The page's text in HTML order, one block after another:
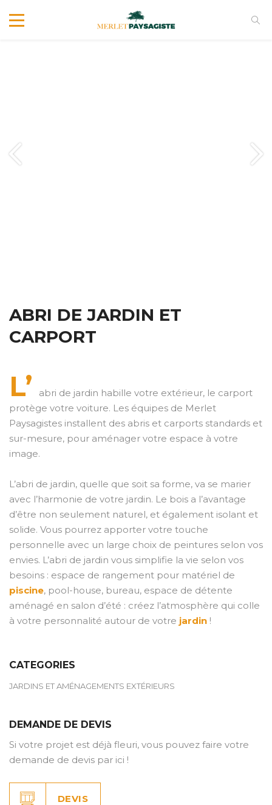
ABRI DE JARDIN ET
CARPORT
L’
abri de jardin habille votre extérieur, le carport
protège votre voiture. Les équipes de Merlet
Paysagistes installent des abris et carports standards et
sur-mesure, pour aménager votre espace à votre
image.
L’abri de jardin, quelle que soit sa forme, va se marier
avec l’harmonie de votre jardin. Le bois a l’avantage
d’être non seulement naturel, et également isolant et
solide. Vous pourrez apporter votre touche
personnelle avec un large choix de peintures selon vos
envies. L’abri de jardin vous simplifie la vie selon vos
besoins : espace de rangement pour matériel de
piscine, pool-house, bureau, espace de détente
aménagé en salon d’été : créez l’atmosphère qui colle
à votre personnalité autour de votre jardin !
CATEGORIES
JARDINS ET AMÉNAGEMENTS EXTÉRIEURS
DEMANDE DE DEVIS
Si votre projet est déjà fleuri, vous pouvez faire votre
demande de devis par ici !
DEVIS